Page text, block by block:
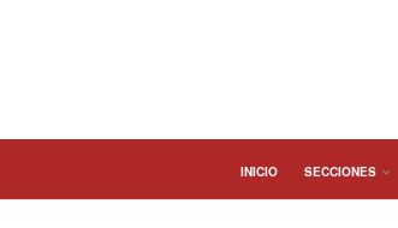
INICIO SECCIONES